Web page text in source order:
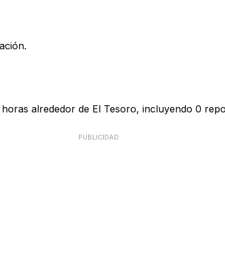
alrededor de El Tesoro, incluyendo 0
PUBLICIDAD